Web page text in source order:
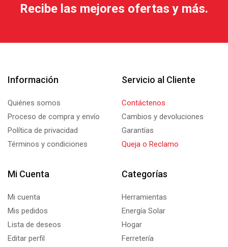
Recibe las mejores ofertas y más.
Información
Quiénes somos
Proceso de compra y envío
Política de privacidad
Términos y condiciones
Servicio al Cliente
Contáctenos
Cambios y devoluciones
Garantías
Queja o Reclamo
Mi Cuenta
Mi cuenta
Mis pedidos
Lista de deseos
Editar perfil
Categorías
Herramientas
Energía Solar
Hogar
Ferretería